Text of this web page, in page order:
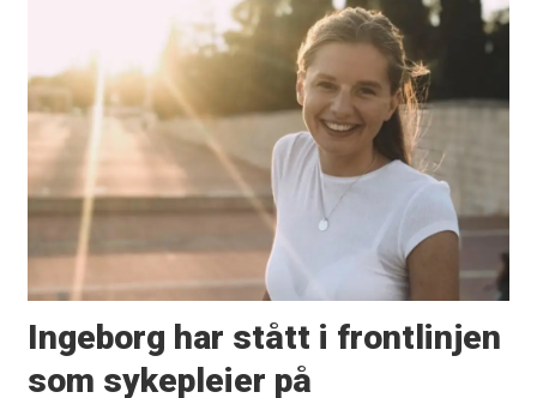
Ingeborg har stått i frontlinjen
som sykepleier på